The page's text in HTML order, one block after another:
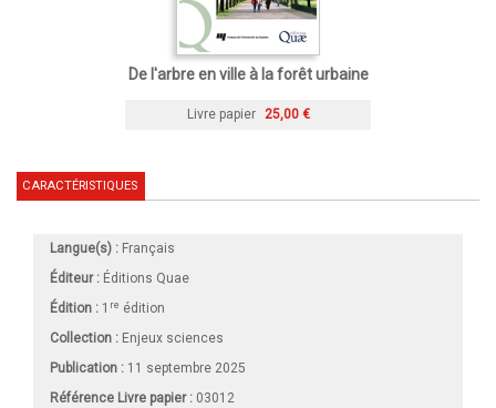
De l'arbre en ville à la forêt urbaine
Livre papier 25,00 €
CARACTÉRISTIQUES
Langue(s) : Français
Éditeur : Éditions Quae
Édition : 1 re édition
Collection : Enjeux sciences
Publication : 11 septembre 2025
Référence Livre papier : 03012